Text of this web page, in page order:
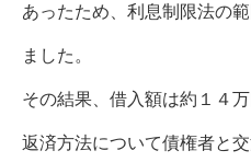
あったため、利息制限法の
ました。
その結果、借入額は約１４
返済方法について債権者と